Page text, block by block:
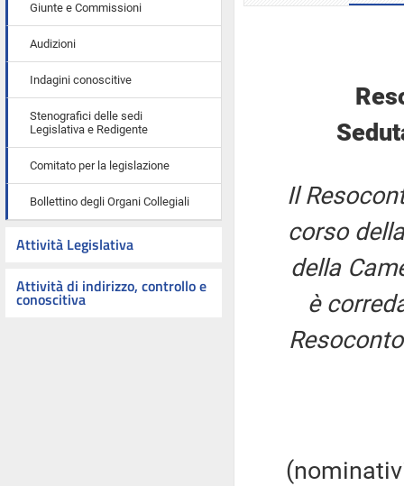
Giunte e Commissioni
Audizioni
Indagini conoscitive
Stenografici delle sedi
Legislativa e Redigente
Comitato per la legislazione
Bollettino degli Organi Collegiali
Attività Legislativa
Attività di indirizzo, controllo e
conoscitiva
Il
corso
della
è